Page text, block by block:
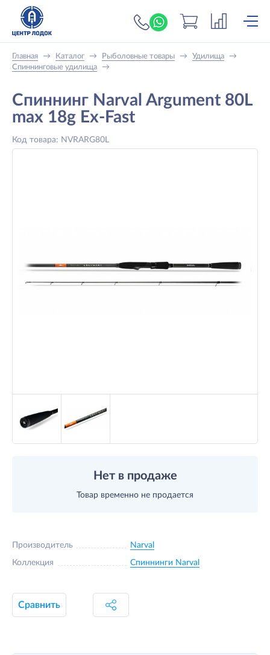
+7 (919) 698-56-
Главная → Каталог → Рыболовные товары → Удилища
→
Спиннинговые удилища
→
Спиннинг Narval Argument 80L
max 18g Ex-Fast
Код товара: NVRARG80L
Нет в продаже
Товар временно не продается
Производитель Narval
Коллекция Спиннинги Narval
Сравнить